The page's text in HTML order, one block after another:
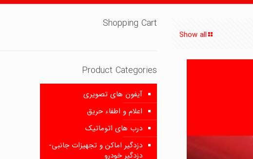
Show all
Shopping Cart
Product Categories
آیفون های تصویری
اعلام و اطفاء حریق
درب های اتوماتیک
دزدگیر اماکن و تجهیزات جانبی-
دزدگیر خودرو